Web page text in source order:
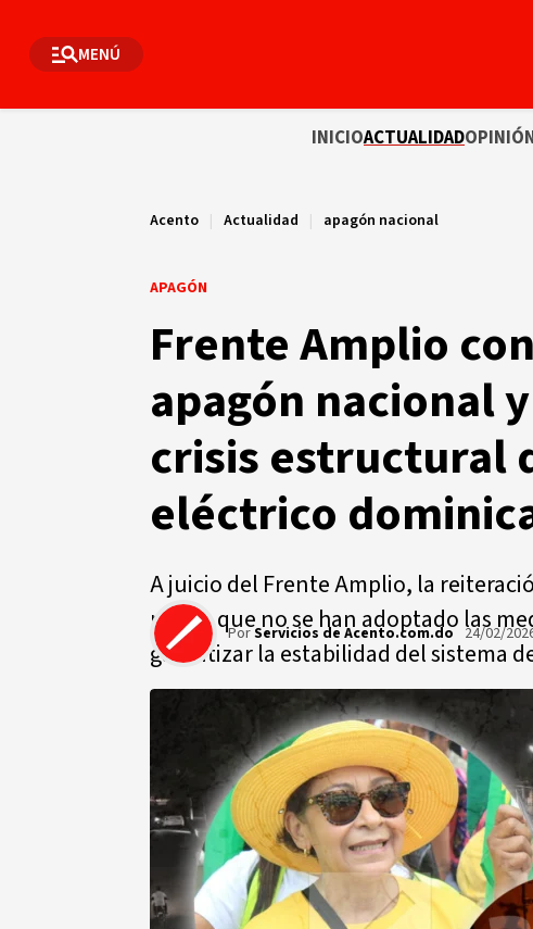
MENÚ
INICIOACTUALIDAD
Acento | Actualidad | apagón nacional
APAGÓN
Frente Amplio
apagón nacional
crisis estructural
eléctrico
A juicio del Frente Amplio, la
refleja que no se han adoptado las
garantizar la estabilidad del sistema
PorServicios de Acento.com.do 24/02/